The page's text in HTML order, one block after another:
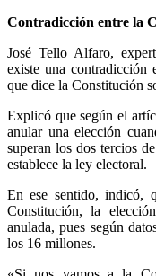
Contradicción entre la
José Tello Alfaro,
existe una
que dice la Constitución
Explicó que según el
anular una elección
superan los dos tercios
establece la ley electoral.
En ese sentido, indicó,
Constitución, la
anulada, pues según
los 16 millones.